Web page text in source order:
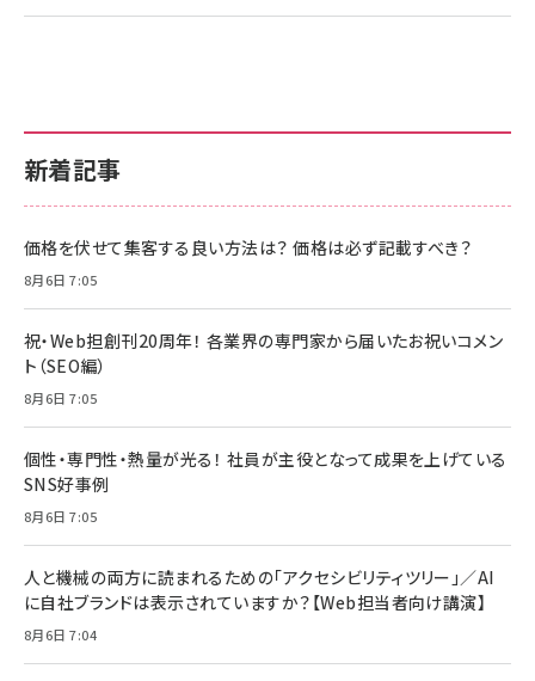
新着記事
価格を伏せて集客する良い方法は？ 価格は必ず記載すべき？
8月6日 7:05
祝・Web担創刊20周年！ 各業界の専門家から届いたお祝いコメン
ト（SEO編）
8月6日 7:05
個性・専門性・熱量が光る！ 社員が主役となって成果を上げている
SNS好事例
8月6日 7:05
人と機械の両方に読まれるための「アクセシビリティツリー」／AI
に自社ブランドは表示されていますか？【Web担当者向け講演】
8月6日 7:04